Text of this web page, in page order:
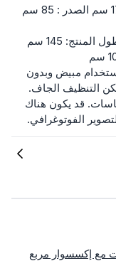
المقاس : 38 الطول : 175 سم الصدر : 85 سم
المقاس : 38 طول المنتج: 145 سم
30 مئوية دون استخدام مبيض وبدون
التنظيف الجاف.
8 سم بين المقاسات. قد يكون هناك
الفوتوغرافي.
مع إكسسوار مربع